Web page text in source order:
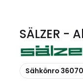
SÄLZER -
Kopioi
Sähkönro